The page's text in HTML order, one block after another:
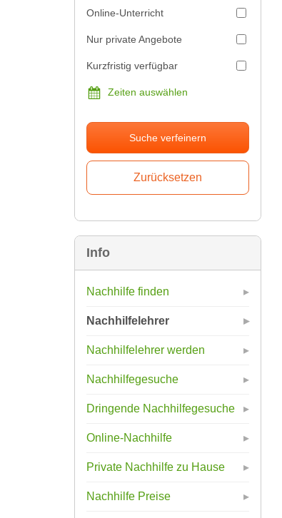
Online-Unterricht
Nur private Angebote
Kurzfristig verfügbar
Zeiten auswählen
Suche verfeinern
Info
Nachhilfe finden
Nachhilfelehrer
Nachhilfelehrer werden
Nachhilfegesuche
Dringende Nachhilfegesuche
Online-Nachhilfe
Private Nachhilfe zu Hause
Nachhilfe Preise